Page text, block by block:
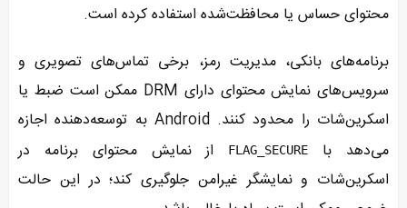
محتوای حساس یا محافظت‌شده استفاده کرده است.
برنامه‌های بانکی، مدیریت رمز، برخی تماس‌های تصویری و
سرویس‌های نمایش محتوای دارای DRM ممکن است ضبط یا
اسکرین‌شات را محدود کنند. Android به توسعه‌دهنده اجازه
می‌دهد با
FLAG_SECURE
از نمایش محتوای برنامه در
اسکرین‌شات و نمایشگر غیرامن جلوگیری کند؛ در این حالت